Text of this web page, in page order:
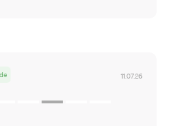
11.07.26